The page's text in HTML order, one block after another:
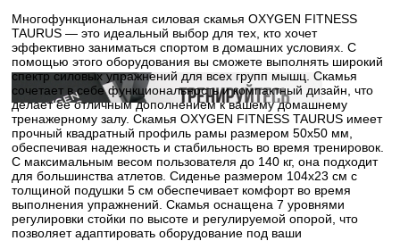
Многофункциональная силовая скамья OXYGEN FITNESS
TAURUS — это идеальный выбор для тех, кто хочет
эффективно заниматься спортом в домашних условиях. С
помощью этого оборудования вы сможете выполнять широкий
спектр силовых упражнений для всех групп мышц. Скамья
сочетает в себе функциональность и компактный дизайн, что
делает ее отличным дополнением к вашему домашнему
тренажерному залу. Скамья OXYGEN FITNESS TAURUS имеет
прочный квадратный профиль рамы размером 50x50 мм,
обеспечивая надежность и стабильность во время тренировок.
С максимальным весом пользователя до 140 кг, она подходит
для большинства атлетов. Сиденье размером 104x23 см с
толщиной подушки 5 см обеспечивает комфорт во время
выполнения упражнений. Скамья оснащена 7 уровнями
регулировки стойки по высоте и регулируемой опорой, что
позволяет адаптировать оборудование под ваши